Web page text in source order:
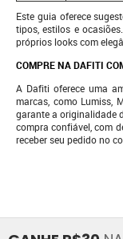
Este guia oferece
tipos, estilos e
próprios looks com
COMPRE NA DAFITI
A Dafiti oferece uma
marcas, como Lumiss,
garante a originalidade
compra confiável, com
receber seu pedido no